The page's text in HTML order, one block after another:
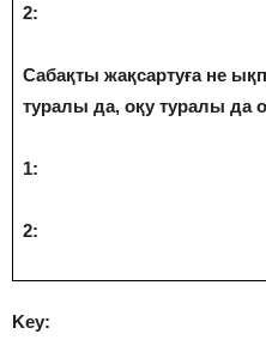
2:
Сабақты жақсартуға не
туралы да, оқу туралы да
1:
2:
Key: